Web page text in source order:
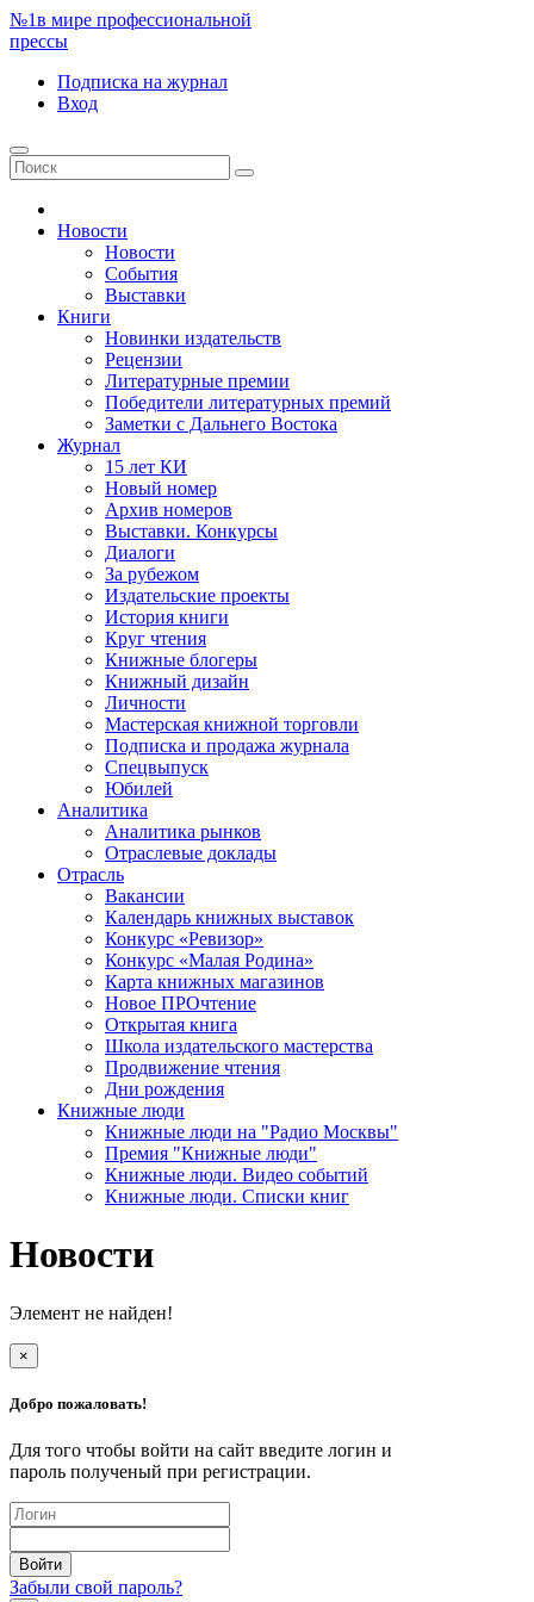
№1в мире профессиональной
прессы
Подписка на журнал
Вход
Новости
Новости
События
Выставки
Книги
Новинки издательств
Рецензии
Литературные премии
Победители литературных премий
Заметки с Дальнего Востока
Журнал
15 лет КИ
Новый номер
Архив номеров
Выставки. Конкурсы
Диалоги
За рубежом
Издательские проекты
История книги
Круг чтения
Книжные блогеры
Книжный дизайн
Личности
Мастерская книжной торговли
Подписка и продажа журнала
Спецвыпуск
Юбилей
Аналитика
Аналитика рынков
Отраслевые доклады
Отрасль
Вакансии
Календарь книжных выставок
Конкурс «Ревизор»
Конкурс «Малая Родина»
Карта книжных магазинов
Новое ПРОчтение
Открытая книга
Школа издательского мастерства
Продвижение чтения
Дни рождения
Книжные люди
Книжные люди на "Радио Москвы"
Премия "Книжные люди"
Книжные люди. Видео событий
Книжные люди. Списки книг
Новости
Элемент не найден!
×
Добро пожаловать!
Для того чтобы войти на сайт введите логин и
пароль полученый при регистрации.
Забыли свой пароль?